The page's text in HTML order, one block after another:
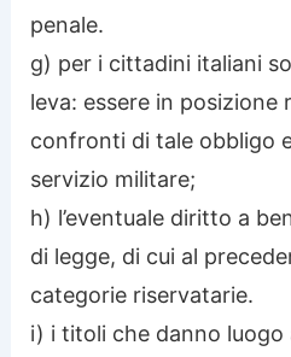
penale.
g) per i cittadini italiani
leva: essere in posizione
confronti di tale obbligo
servizio militare;
h) l’eventuale diritto a
di legge, di cui al
categorie riservatarie.
i) i titoli che danno